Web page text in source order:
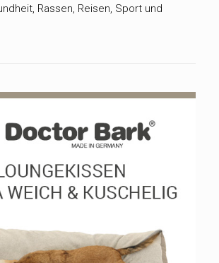
Rassen, Reisen, Sport und